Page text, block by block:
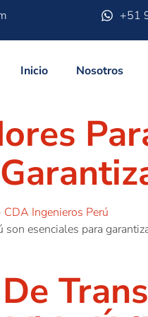
+51
Inicio Nosotros
esenciales para